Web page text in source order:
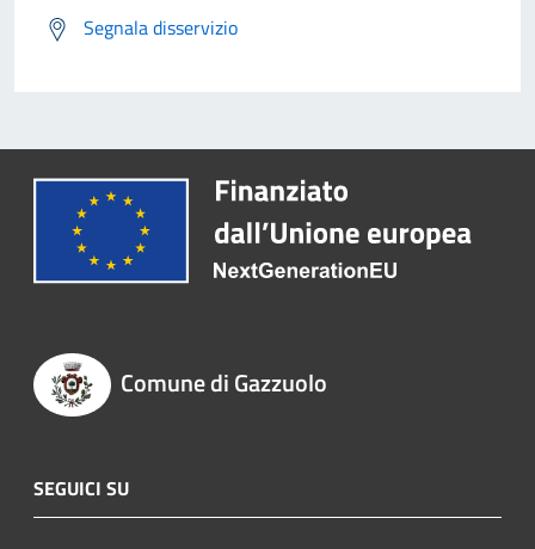
Segnala disservizio
Comune di Gazzuolo
SEGUICI SU